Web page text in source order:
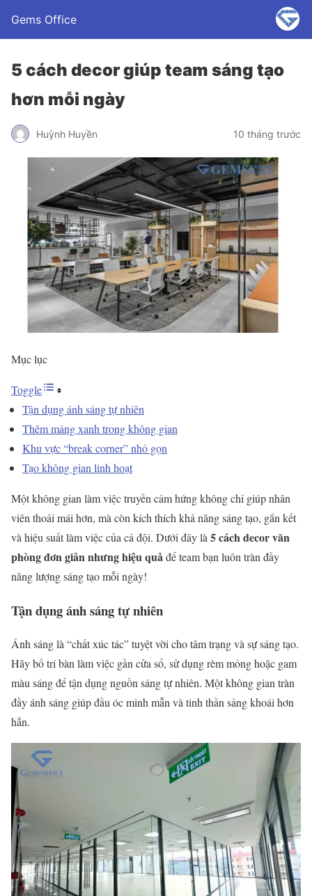
Gems Office
5 cách decor giúp team sáng tạo
hơn mỗi ngày
Huỳnh Huyền 10 tháng trước
Mục lục
Toggle
Tận dụng ánh sáng tự nhiên
Thêm mảng xanh trong không gian
Khu vực “break corner” nhỏ gọn
Tạo không gian linh hoạt
Một không gian làm việc truyền cảm hứng không chỉ giúp nhân
viên thoải mái hơn, mà còn kích thích khả năng sáng tạo, gắn kết
và hiệu suất làm việc của cả đội. Dưới đây là 5 cách decor văn
phòng đơn giản nhưng hiệu quảđể team bạn luôn tràn đầy
năng lượng sáng tạo mỗi ngày!
Tận dụng ánh sáng tự nhiên
Ánh sáng là “chất xúc tác” tuyệt vời cho tâm trạng và sự sáng tạo.
Hãy bố trí bàn làm việc gần cửa sổ, sử dụng rèm mỏng hoặc gam
màu sáng để tận dụng nguồn sáng tự nhiên. Một không gian tràn
đầy ánh sáng giúp đầu óc minh mẫn và tinh thần sảng khoái hơn
hẳn.